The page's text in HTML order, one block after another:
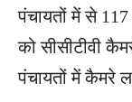
पंचायतों में से 117
को सीसीटीवी
पंचायतों में कैमरे